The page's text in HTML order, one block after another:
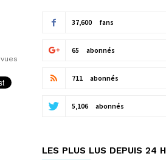
vues
37,600 fans
65 abonnés
711 abonnés
5,106 abonnés
LES PLUS LUS DEPUIS 24 H